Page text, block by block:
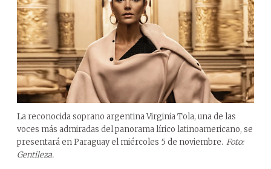
La reconocida soprano argentina Virginia Tola, una de las
voces más admiradas del panorama lírico latinoamericano, se
presentará en Paraguay el miércoles 5 de noviembre. Foto:
Gentileza.